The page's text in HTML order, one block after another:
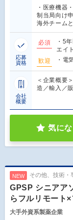
・医療機器
制当局向け
海外チーム
応募
資格
必須
・5
エイ
歓迎
・電
会社
概要
＜企業概要
造／輸入／
気に
NEW その他、技術・
GPSP シニアア
らフルリモート
大手外資系製薬企業